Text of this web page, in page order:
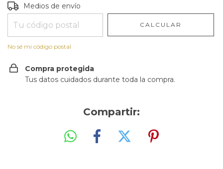
Entregas para el CP:
Medios de envío
CALCULAR
No sé mi código postal
Compra protegida
Tus datos cuidados durante toda la compra.
Compartir: